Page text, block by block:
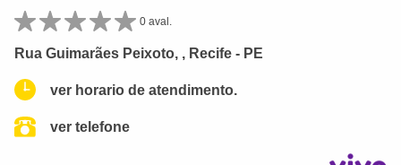
0 aval.
Rua Guimarães Peixoto, , Recife - PE
ver horario de atendimento.
ver telefone